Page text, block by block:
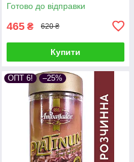
Готово до відправки
465 ₴ 620 ₴
Купити
ОПТ 6! –25%